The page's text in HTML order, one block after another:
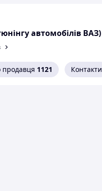
автомобілів ВАЗ)
продавця 1121 Контакти